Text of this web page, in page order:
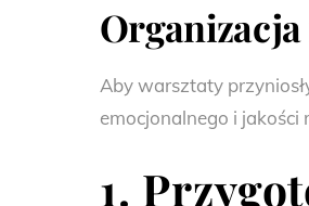
Aby warsztaty
emocjonalnego i jakości
1.